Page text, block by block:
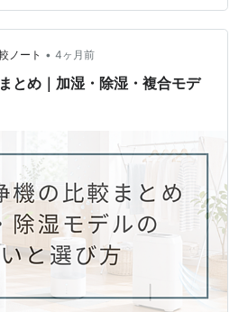
とF-VXW55どっちがおすす
加湿力を重視するならF-VXW70
ならF-…
ノート • 4ヶ月前
とめ｜加湿・除湿・複合モデ